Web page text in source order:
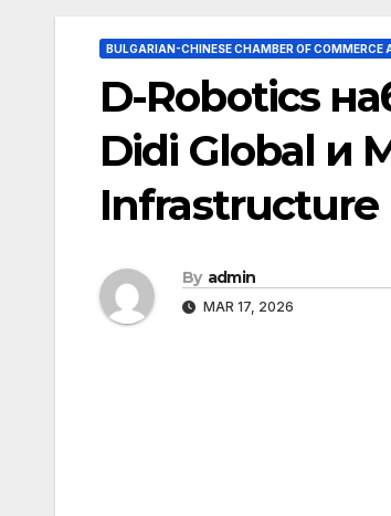
BULGARIAN-CHINESE CHAMBER OF COMMERCE
D-Robotics
Didi Global и
Infrastructure
By admin
MAR 17, 2026